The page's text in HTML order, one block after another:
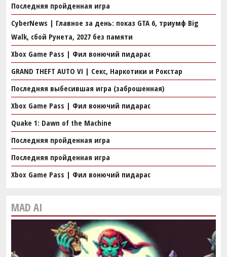
Последняя пройденная игра
CyberNews | Главное за день: показ GTA 6, триумф Big
Walk, сбой Рунета, 2027 без памяти
Xbox Game Pass | Фил вонючий пидарас
GRAND THEFT AUTO VI | Секс, Наркотики и Рокстар
Последняя выбесившая игра (заброшенная)
Xbox Game Pass | Фил вонючий пидарас
Quake 1: Dawn of the Machine
Последняя пройденная игра
Последняя пройденная игра
Xbox Game Pass | Фил вонючий пидарас
MAD AI